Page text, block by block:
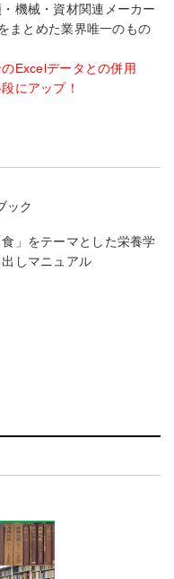
機械・資材関連メーカー
まとめた業界唯一のもの
Excelデータとの併用
にアップ！
ック
」をテーマとした栄養学
しマニュアル